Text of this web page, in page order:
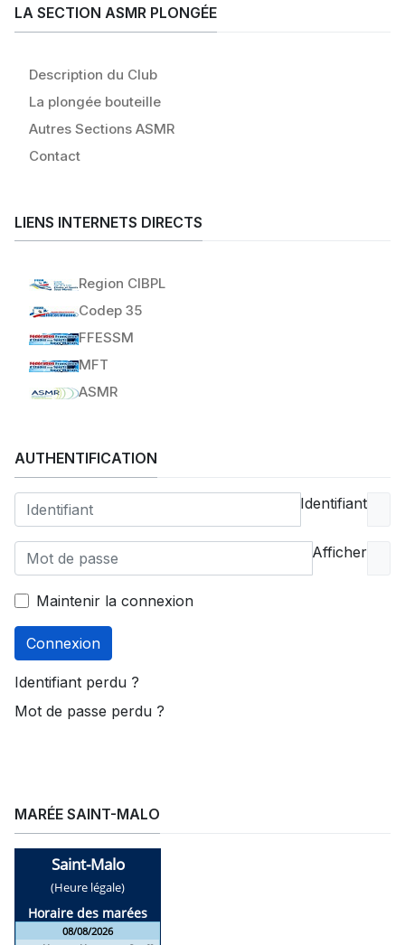
LA SECTION ASMR PLONGÉE
Description du Club
La plongée bouteille
Autres Sections ASMR
Contact
LIENS INTERNETS DIRECTS
Region CIBPL
Codep 35
FFESSM
MFT
ASMR
AUTHENTIFICATION
Identifiant
Afficher
Maintenir la connexion
Connexion
Identifiant perdu ?
Mot de passe perdu ?
MARÉE SAINT-MALO